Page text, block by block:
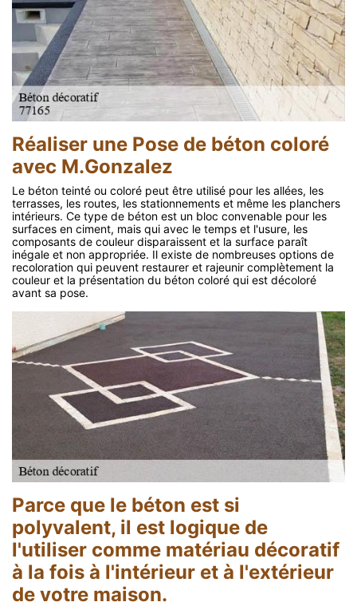
Réaliser une Pose de béton coloré
avec M.Gonzalez
Le béton teinté ou coloré peut être utilisé pour les allées, les
terrasses, les routes, les stationnements et même les planchers
intérieurs. Ce type de béton est un bloc convenable pour les
surfaces en ciment, mais qui avec le temps et l'usure, les
composants de couleur disparaissent et la surface paraît
inégale et non appropriée. Il existe de nombreuses options de
recoloration qui peuvent restaurer et rajeunir complètement la
couleur et la présentation du béton coloré qui est décoloré
avant sa pose.
Parce que le béton est si
polyvalent, il est logique de
l'utiliser comme matériau décoratif
à la fois à l'intérieur et à l'extérieur
de votre maison.